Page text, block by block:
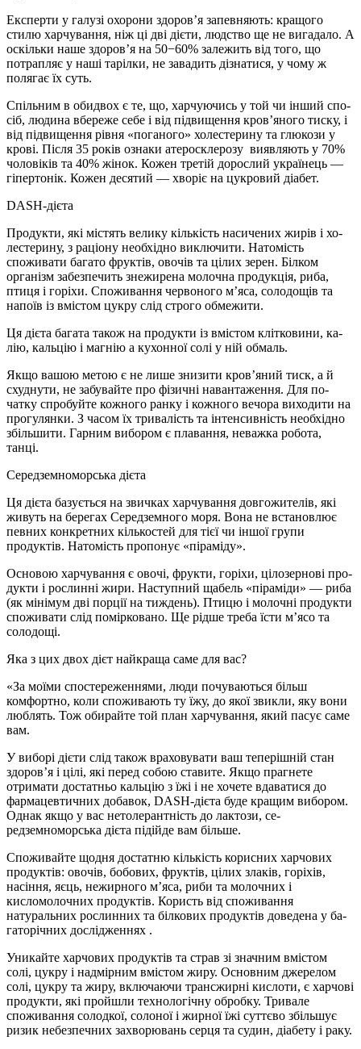
Експерти у галузі охорони здоров’я запевняють: кра­щого
стилю харчування, ніж ці дві дієти, людство ще не вига­дало. А
оскільки наше здоров’я на 50−60% залежить від того, що
потрапляє у наші тарілки, не за­вадить дізнатися, у чому ж
поля­гає їх суть.
Спільним в обидвох є те, що, харчуючись у той чи інший спо­
сіб, людина вбереже себе і від підвищення кров’яного тиску, і
від підвищення рівня «поганого» холестерину та глюкози у
крові. Після 35 ро­ків ознаки атеросклерозу виявляють у 70%
чоловіків та 40% жінок. Кожен третій дорослий українець —
гі­пертонік. Кожен десятий — хво­ріє на цукровий діабет.
DASH-дієта
Продукти, які містять велику кількість насичених жирів і хо­
лестерину, з раціону необхідно виключити. Натомість
спожива­ти багато фруктів, овочів та ці­лих зерен. Білком
організм за­безпечить знежирена молочна продукція, риба,
птиця і горіхи. Споживання червоного м’яса, солодощів та
напоїв із вмістом цукру слід строго обмежити.
Ця дієта багата також на про­дукти із вмістом клітковини, ка­
лію, кальцію і магнію а кухонної солі у ній об­маль.
Якщо вашою метою є не лише знизити кров’яний тиск, а й
схуднути, не забувайте про фізичні навантаження. Для по­
чатку спробуйте кожного ран­ку і кожного вечора виходи­ти на
прогулянки. З часом їх тривалість та інтен­сивність необхідно
збільшити. Гарним вибором є плавання, не­важка робота,
танці.
Середземноморська дієта
Ця дієта базується на звичках харчування довгожителів, які
живуть на берегах Середзем­ного моря. Вона не встановлює
певних конкретних кількостей для тієї чи іншої групи
продуктів. Натомість пропонує «піраміду».
Основою харчування є овочі, фрукти, горіхи, цілозернові про­
дукти і рослинні жири. Наступ­ний щабель «піраміди» — риба
(як мінімум дві порції на тиж­день). Птицю і молочні продук­ти
споживати слід поміркова­но. Ще рідше треба їсти м’ясо та
солодощі.
Яка з цих двох дієт найкраща саме для вас?
«За моїми спостереження­ми, люди почуваються більш
комфортно, коли споживають ту їжу, до якої звикли, яку вони
люблять. Тож обирайте той план харчування, який пасує саме
вам.
У виборі дієти слід також враховувати ваш теперішній стан
здоров’я і цілі, які перед собою ставите. Якщо прагне­те
отримати достатньо каль­цію з їжі і не хочете вдаватися до
фармацевтичних добавок, DASH-дієта буде кращим ви­бором.
Однак якщо у вас не­толерантність до лактози, се­
редземноморська дієта підійде вам більше.
Спо­живайте щодня достатню кіль­кість корисних харчових
про­дуктів: овочів, бобових, фруктів, цілих злаків, горіхів,
насіння, яєць, нежирного м’яса, риби та молочних і
кисломолочних про­дуктів. Користь від споживання
натуральних рослинних та біл­кових продуктів доведена у ба­
гаторічних дослідженнях .
Уни­кайте харчових продуктів та страв зі значним вмістом
солі, цукру і надмірним вмістом жиру. Основним джерелом
солі, цукру та жиру, включаючи трансжирні кислоти, є харчові
продукти, які пройшли технологічну оброб­ку. Тривале
споживання солод­кої, солоної і жирної їжі суттєво збільшує
ризик небезпечних за­хворювань серця та судин, діа­бету і раку.